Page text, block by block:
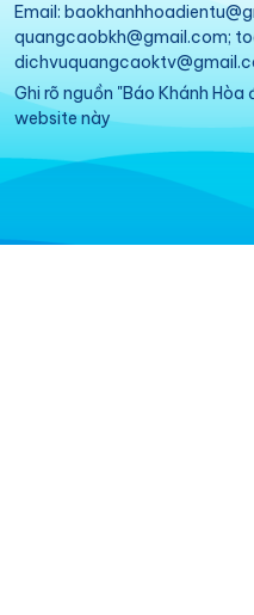
Email:
quangcaobkh@gmail.com;
Ghi rõ nguồn "Báo Khánh
website này